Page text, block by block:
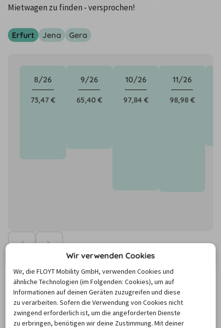
Mietwagen zu finden - versprochen!
Erfurt Jena Gera
8/26
73,47 €
9/26
65,40 €
10/26
97,84 €
11/26
98,98 €
nächsten 12 Monate und können für neue Suchanfragen variieren.
Autovermietung Schmalkalden
Wir verwenden Cookies
Wir, die FLOYT Mobility GmbH, verwenden Cookies und
ähnliche Technologien (im Folgenden: Cookies), um auf
Informationen auf deinen Geräten zuzugreifen und diese
zu verarbeiten. Sofern die Verwendung von Cookies nicht
zwingend erforderlich ist, um die angeforderten Dienste
zu erbringen, benötigen wir deine Zustimmung. Mit deiner